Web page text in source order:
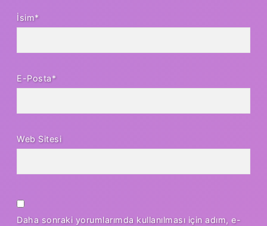
İsim*
E-Posta*
Web Sitesi
Daha sonraki yorumlarımda kullanılması için adım, e-